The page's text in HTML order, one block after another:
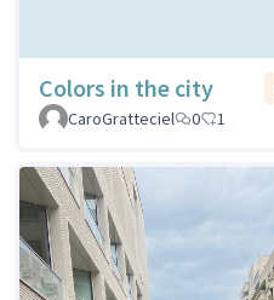
Colors in the city
CaroGratteciel
0 1